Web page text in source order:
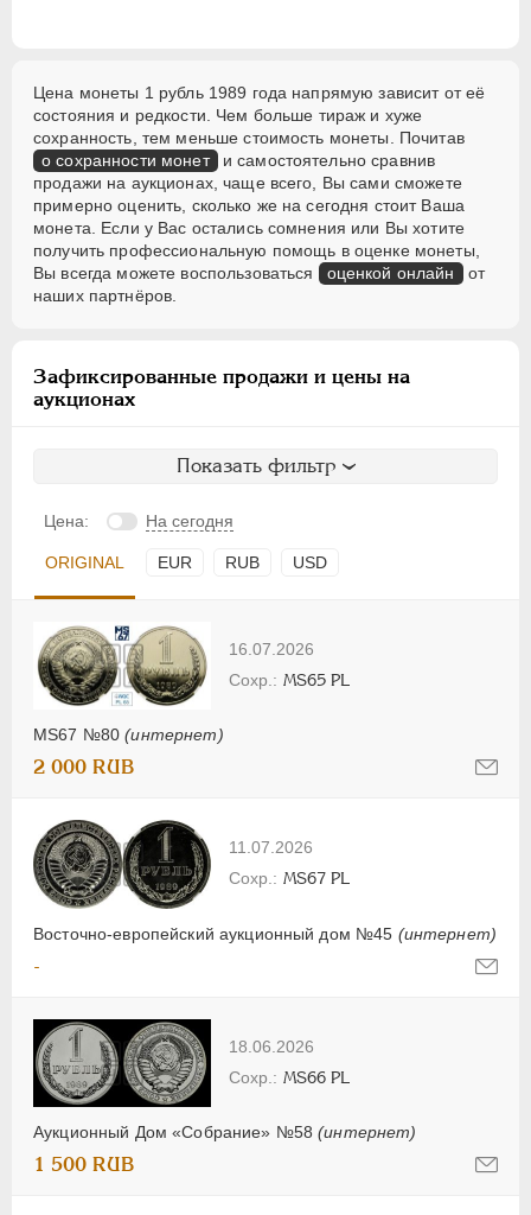
Цена монеты 1 рубль 1989 года напрямую зависит от её
состояния и редкости. Чем больше тираж и хуже
сохранность, тем меньше стоимость монеты. Почитав
о сохранности монет и самостоятельно сравнив
продажи на аукционах, чаще всего, Вы сами сможете
примерно оценить, сколько же на сегодня стоит Ваша
монета. Если у Вас остались сомнения или Вы хотите
получить профессиональную помощь в оценке монеты,
Вы всегда можете воспользоваться
оценкой онлайн от
наших партнёров.
Зафиксированные продажи и цены на
аукционах
Показать фильтр
Цена: На сегодня
ORIGINAL EUR RUB USD
16.07.2026
MS67 №80(интернет)
MS65 PL
2 000 RUB
11.07.2026
Восточно-европейский аукционный дом №45 (интернет)
MS67 PL
-
18.06.2026
Аукционный Дом «Собрание» №58(интернет)
MS66 PL
1 500 RUB